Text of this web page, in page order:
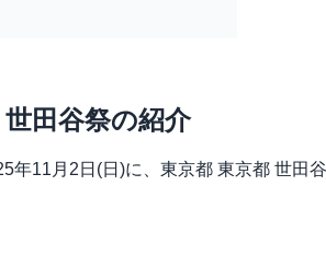
田谷祭の紹介
年11月2日(日)に、東京都 東京都 世田